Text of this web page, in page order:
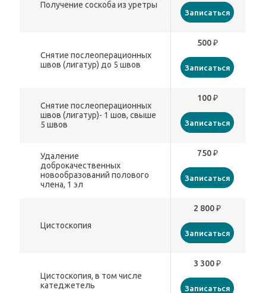
Получение соскоба из уретры
Записаться
Снятие послеоперационных
швов (лигатур) до 5 швов
500 ₽
Записаться
Снятие послеоперационных
швов (лигатур)- 1 шов, свыше
5 швов
100 ₽
Записаться
Удаление
доброкачественных
новообразований полового
члена, 1 эл
750 ₽
Записаться
Цистоскопия
2 800 ₽
Записаться
Цистоскопия, в том числе
катеджетель
3 300 ₽
Записаться